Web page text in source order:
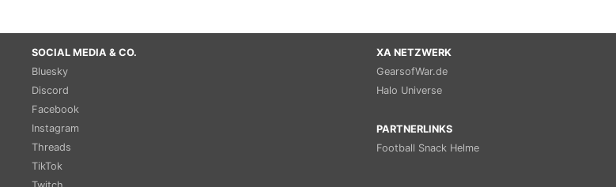
SOCIAL MEDIA & CO.
Bluesky
Discord
Facebook
Instagram
Threads
TikTok
XA NETZWERK
GearsofWar.de
Halo Universe
PARTNERLINKS
Football Snack Helme